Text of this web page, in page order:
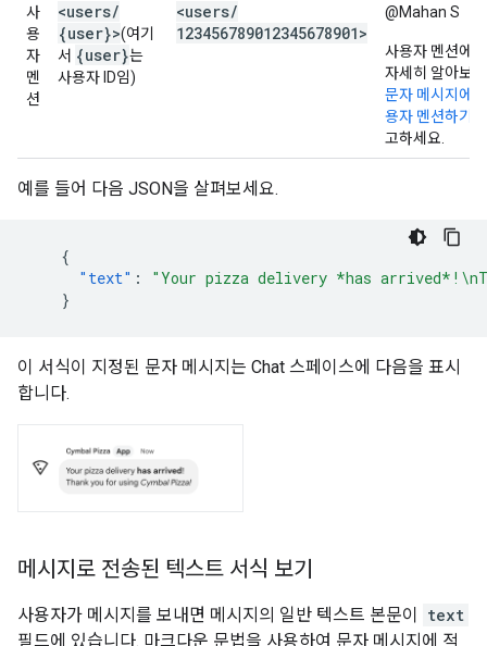
사
용
자
멘
션
<users/
{user}>(여기
서 {user}는
사용자 ID임)
<users/
123456789012345678901>
@Mahan S
사용자 멘션에
자세히 알아보
문자 메시지에
용자 멘션하기
고하세요.
예를 들어 다음 JSON을 살펴보세요.
{
"text" :
"Your pizza delivery *has
}
이 서식이 지정된 문자 메시지는 Chat 스페이스에 다음을 표시
합니다.
메시지로 전송된 텍스트 서식 보기
사용자가 메시지를 보내면 메시지의 일반 텍스트 본문이
text
필드에 있습니다. 마크다운 문법을 사용하여 문자 메시지에 적